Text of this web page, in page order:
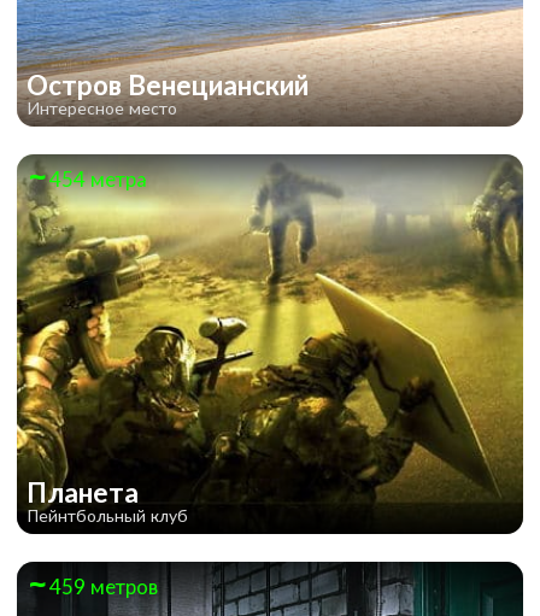
Остров Венецианский
Интересное место
454 метра
Планета
Пейнтбольный клуб
459 метров